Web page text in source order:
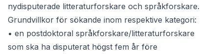
nydisputerade litteraturforskare och språkforskare.
Grundvillkor för sökande inom respektive kategori:
• en postdoktoral språkforskare/litteraturforskare
som ska ha disputerat högst fem år före